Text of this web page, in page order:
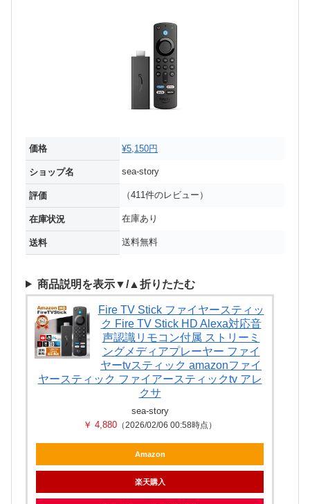
価格 ¥5,150円
ショップ名 sea-story
評価 （411件のレビュー）
在庫状況 在庫あり
送料 送料無料
商品説明を表示▼/▲折りたたむ
Fire TV Stick ファイヤースティッ
ク Fire TV Stick HD Alexa対応音
声認識リモコン付属 ストリーミ
ングメディアプレーヤー ファイ
ヤーtvスティック amazonファイ
ヤースティック ファイアースティックtv アレ
クサ
sea-story
￥ 4,880 （2026/02/06 00:58時点）
Amazon
楽天購入